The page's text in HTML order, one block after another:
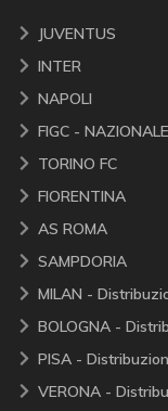
JUVENTUS
INTER
NAPOLI
FIGC -
TORINO FC
FIORENTINA
AS ROMA
SAMPDORIA
MILAN -
BOLOGNA -
PISA -
VERONA -